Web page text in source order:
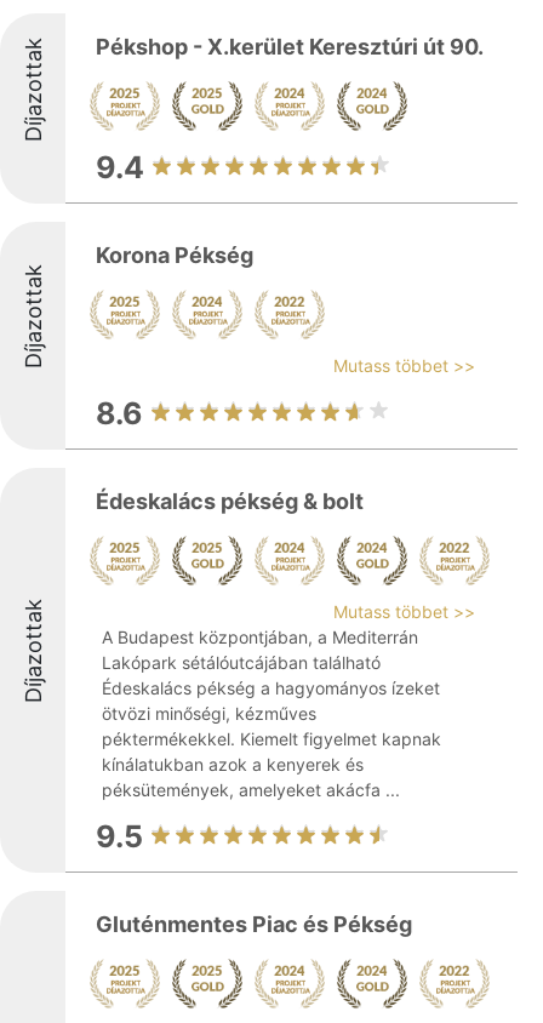
Díjazottak Pékshop - X.kerület Keresztúri út 90.
9.4
Díjazottak
Korona Pékség
Mutass többet >>
8.6
Díjazottak
Édeskalács pékség & bolt
Mutass többet >>
A Budapest központjában, a Mediterrán
Lakópark sétálóutcájában található
Édeskalács pékség a hagyományos ízeket
ötvözi minőségi, kézműves
péktermékekkel. Kiemelt figyelmet kapnak
kínálatukban azok a kenyerek és
péksütemények, amelyeket akácfa ...
9.5
Gluténmentes Piac és Pékség